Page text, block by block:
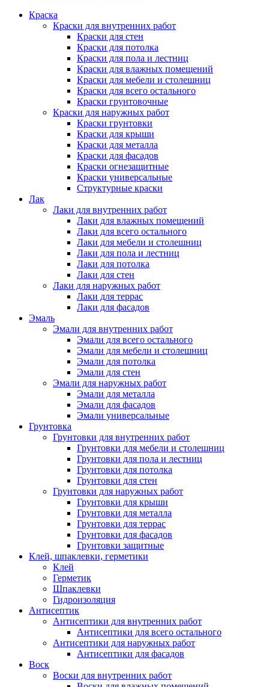
Краска
Краски для внутренних работ
Краски для стен
Краски для потолка
Краски для пола и лестниц
Краски для влажных помещений
Краски для мебели и столешниц
Краски для всего остального
Краски грунтовочные
Краски для наружных работ
Краски грунтовки
Краски для крыши
Краски для металла
Краски для фасадов
Краски огнезащитные
Краски универсальные
Структурные краски
Лак
Лаки для внутренних работ
Лаки для влажных помещений
Лаки для всего остального
Лаки для мебели и столешниц
Лаки для пола и лестниц
Лаки для потолка
Лаки для стен
Лаки для наружных работ
Лаки для террас
Лаки для фасадов
Эмаль
Эмали для внутренних работ
Эмали для всего остального
Эмали для мебели и столешниц
Эмали для потолка
Эмали для стен
Эмали для наружных работ
Эмали для металла
Эмали для фасадов
Эмали универсальные
Грунтовка
Грунтовки для внутренних работ
Грунтовки для мебели и столешниц
Грунтовки для пола и лестниц
Грунтовки для потолка
Грунтовки для стен
Грунтовки для наружных работ
Грунтовки для крыши
Грунтовки для металла
Грунтовки для террас
Грунтовки для фасадов
Грунтовки защитные
Клей, шпаклевки, герметики
Клей
Герметик
Шпаклевки
Гидроизоляция
Антисептик
Антисептики для внутренних работ
Антисептики для всего остального
Антисептики для наружных работ
Антисептики для фасадов
Воск
Воски для внутренних работ